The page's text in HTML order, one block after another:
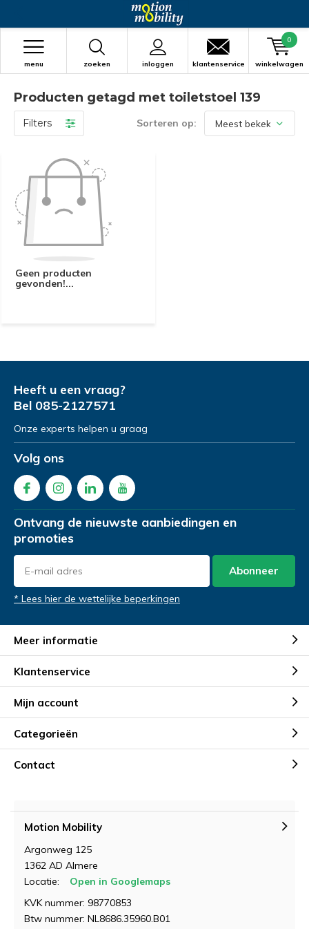
zoeken inloggen
menu klantenservice winkelwagen
0
Producten getagd met toiletstoel 139
Filters Sorteren op:
Geen producten
gevonden!...
Heeft u een vraag?
Bel 085-2127571
Onze experts helpen u graag
Volg ons
Ontvang de nieuwste aanbiedingen en
promoties
Abonneer
* Lees hier de wettelijke beperkingen
Meer informatie
Klantenservice
Mijn account
Categorieën
Contact
Motion Mobility
Argonweg 125
1362 AD Almere
Locatie:
Open in Googlemaps
KVK nummer: 98770853
Btw nummer: NL8686.35960.B01